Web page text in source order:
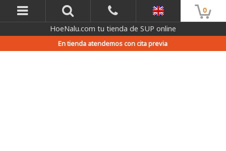
0
HoeNalu.com tu tienda de SUP online
En tienda atendemos con cita previa